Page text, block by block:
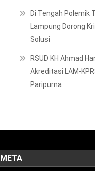
Di Tengah Polemik
Lampung Dorong
Solusi
RSUD KH Ahmad
Akreditasi LAM-
Paripurna
META